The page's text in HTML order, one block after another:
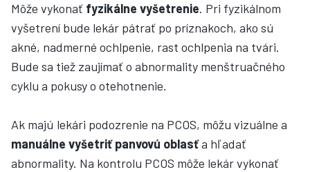
Môže vykonať fyzikálne vyšetrenie. Pri fyzikálnom
vyšetrení bude lekár pátrať po príznakoch, ako sú
akné, nadmerné ochlpenie, rast ochlpenia na tvári.
Bude sa tiež zaujímať o abnormality menštruačného
cyklu a pokusy o otehotnenie.
Ak majú lekári podozrenie na PCOS, môžu vizuálne a
manuálne vyšetriť panvovú oblasťa hľadať
abnormality. Na kontrolu PCOS môže lekár vykonať